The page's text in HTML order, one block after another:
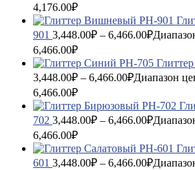
4,176.00₽
901 3,448.00₽ – 6,466.00₽
6,466.00₽
3,448.00₽ – 6,466.00₽Диапазон
6,466.00₽
702 3,448.00₽ – 6,466.00₽
6,466.00₽
601 3,448.00₽ – 6,466.00₽